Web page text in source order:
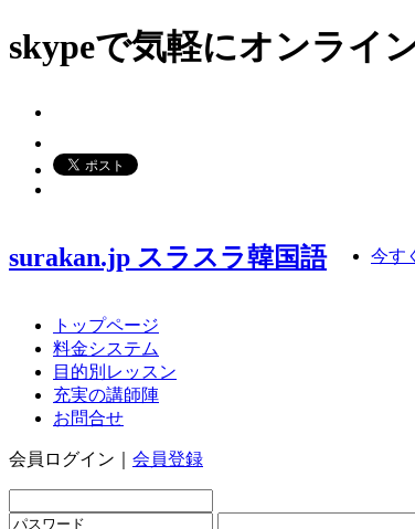
skypeで気軽にオンライ
surakan.jp スラスラ韓国語 今す
トップページ
料金システム
目的別レッスン
充実の講師陣
お問合せ
会員ログイン｜ 会員登録